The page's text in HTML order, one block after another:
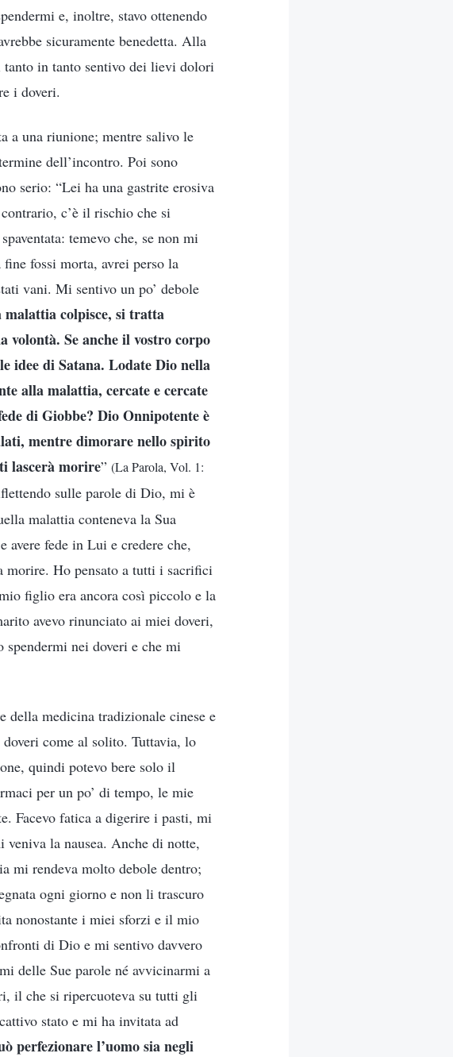
e, inoltre, stavo ottenendo
sicuramente benedetta. Alla
in tanto sentivo dei lievi dolori
i doveri.
a una riunione; mentre salivo le
dell’incontro. Poi sono
serio: “Lei ha una gastrite erosiva
c’è il rischio che si
temevo che, se non mi
fossi morta, avrei perso la
vani. Mi sentivo un po’ debole
malattia colpisce, si tratta
volontà. Se anche il vostro corpo
idee di Satana. Lodate Dio nella
alla malattia, cercate e cercate
di Giobbe? Dio Onnipotente è
mentre dimorare nello spirito
lascerà morire” (La Parola, Vol. 1:
sulle parole di Dio, mi è
malattia conteneva la Sua
fede in Lui e credere che,
morire. Ho pensato a tutti i sacrifici
figlio era ancora così piccolo e la
avevo rinunciato ai miei doveri,
nei doveri e che mi
della medicina tradizionale cinese e
come al solito. Tuttavia, lo
quindi potevo bere solo il
per un po’ di tempo, le mie
Facevo fatica a digerire i pasti, mi
veniva la nausea. Anche di notte,
mi rendeva molto debole dentro;
ogni giorno e non li trascuro
nonostante i miei sforzi e il mio
di Dio e mi sentivo davvero
delle Sue parole né avvicinarmi a
il che si ripercuoteva su tutti gli
stato e mi ha invitata ad
perfezionare l’uomo sia negli